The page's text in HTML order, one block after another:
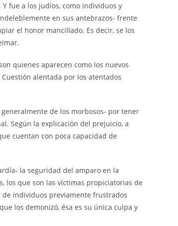
fue a los judíos, como individuos y
en sus antebrazos- frente
el honor mancillado. Es decir, se los
quienes aparecen como los nuevos
alentada por los atentados
de los morbosos- por tener
Según la explicación del prejuicio, a
cuentan con poca capacidad de
la seguridad del amparo en la
los que son las víctimas propiciatorias de
de individuos previamente frustrados
los demonizó, ésa es su única culpa y